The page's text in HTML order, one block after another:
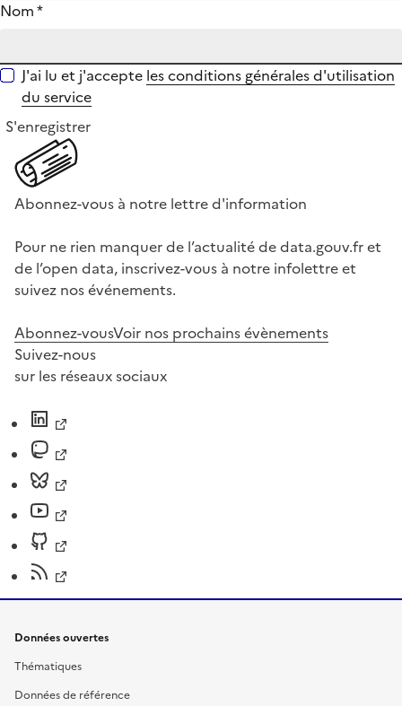
Nom*
J'ai lu et j'accepte les conditions générales d'utilisation
du service
S'enregistrer
Abonnez-vous à notre lettre d'information
Pour ne rien manquer de l’actualité de data.gouv.fr et
de l’open data, inscrivez-vous à notre infolettre et
suivez nos événements.
Abonnez-vousVoir nos prochains évènements
Suivez-nous
sur les réseaux sociaux
Données ouvertes
Thématiques
Données de référence